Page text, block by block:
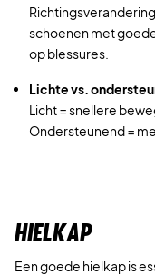
schoenen met
op blessures.
Lichte vs.
Licht = snellere
Ondersteunend =
HIELKAP
Een goede hielkap is